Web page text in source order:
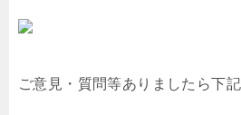
ご意見・質問等ありましたら下